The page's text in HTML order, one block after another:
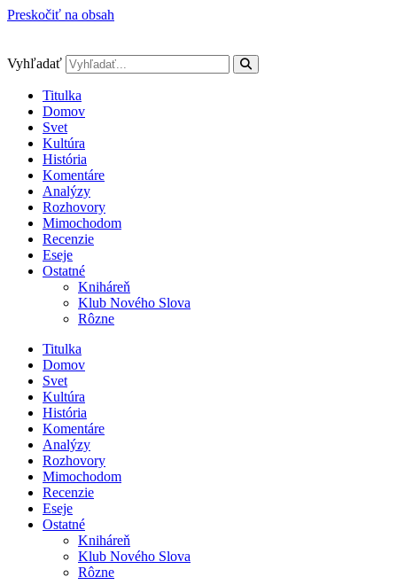
Preskočiť na obsah
Vyhľadať
Titulka
Domov
Svet
Kultúra
História
Komentáre
Analýzy
Rozhovory
Mimochodom
Recenzie
Eseje
Ostatné
Kniháreň
Klub Nového Slova
Rôzne
Titulka
Domov
Svet
Kultúra
História
Komentáre
Analýzy
Rozhovory
Mimochodom
Recenzie
Eseje
Ostatné
Kniháreň
Klub Nového Slova
Rôzne